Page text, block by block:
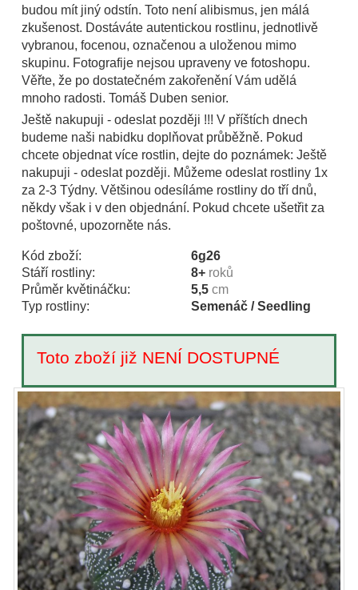
budou mít jiný odstín. Toto není alibismus, jen málá
zkušenost. Dostáváte autentickou rostlinu, jednotlivě
vybranou, focenou, označenou a uloženou mimo
skupinu. Fotografije nejsou upraveny ve fotoshopu.
Věřte, že po dostatečném zakořenění Vám udělá
mnoho radosti. Tomáš Duben senior.
Ještě nakupuji - odeslat později !!! V příštích dnech
budeme naši nabidku doplňovat průběžně. Pokud
chcete objednat více rostlin, dejte do poznámek: Ještě
nakupuji - odeslat později. Můžeme odeslat rostliny 1x
za 2-3 Týdny. Většinou odesíláme rostliny do tří dnů,
někdy však i v den objednání. Pokud chcete ušetřit za
poštovné, upozorněte nás.
Kód zboží:
6g26
Stáří rostliny:
8+ roků
Průměr květináčku:
5,5 cm
Typ rostliny:
Semenáč / Seedling
Toto zboží již NENÍ DOSTUPNÉ